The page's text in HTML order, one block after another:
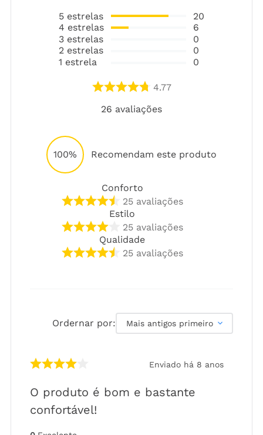
5 estrelas
4 estrelas
3 estrelas
2 estrelas
1 estrela
20
6
0
0
0
4.77
26 avaliações
100% Recomendam este produto
Conforto
25 avaliações
Estilo
25 avaliações
Qualidade
25 avaliações
Ordernar por: Mais antigos primeiro
Enviado há 8 anos
O produto é bom e bastante
confortável!